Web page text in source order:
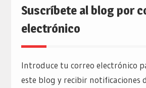
Suscríbete al blog por
electrónico
Introduce tu correo electrónico
este blog y recibir notificaciones